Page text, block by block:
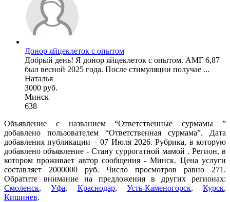
Донор яйцеклеток с опытом
Добрый день! Я донор яйцеклеток с опытом. АМГ 6,87
был весной 2025 года. После стимуляции получае ...
Наталья
3000 руб.
Минск
638
Объявление с названием “Ответственные сурмамы ”
добавлено пользователем “Ответственная сурмама”. Дата
добавления публикации – 07 Июля 2026. Рубрика, в которую
добавлено объявление - Cтану суррогатной мамой . Регион, в
котором проживает автор сообщения - Минск. Цена услуги
составляет 2000000 руб. Число просмотров равно 271.
Обратите внимание на предложения в других регионах:
Смоленск,Уфа, Краснодар, Усть-Каменогорск, Курск,
Кишинев.